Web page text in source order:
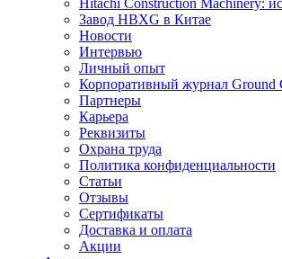
Hitachi Construction Machinery:
Завод HBXG в Китае
Новости
Интервью
Личный опыт
Корпоративный журнал Ground
Партнеры
Карьера
Реквизиты
Охрана труда
Политика конфиденциальности
Статьи
Отзывы
Сертификаты
Доставка и оплата
Акции